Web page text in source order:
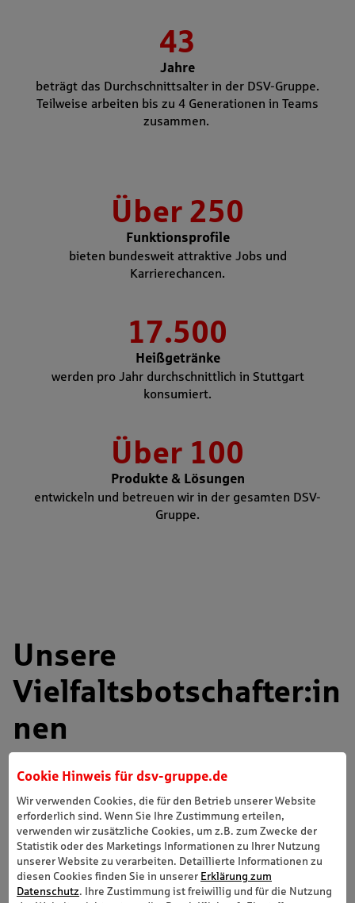
Cookie Hinweis für dsv-gruppe.de
Wir verwenden Cookies, die für den Betrieb unserer Website
erforderlich sind. Wenn Sie Ihre Zustimmung erteilen,
verwenden wir zusätzliche Cookies, um z.B. zum Zwecke der
Statistik oder des Marketings Informationen zu Ihrer Nutzung
unserer Website zu verarbeiten. Detaillierte Informationen zu
diesen Cookies finden Sie in unserer Erklärung zum
Datenschutz. Ihre Zustimmung ist freiwillig und für die Nutzung